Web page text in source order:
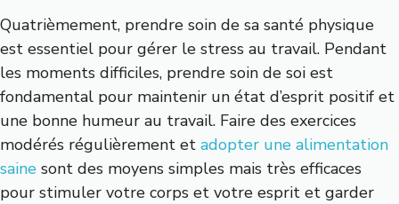
Quatrièmement, prendre soin de sa santé physique
est essentiel pour gérer le stress au travail. Pendant
les moments difficiles, prendre soin de soi est
fondamental pour maintenir un état d’esprit positif et
une bonne humeur au travail. Faire des exercices
modérés régulièrement et adopter une alimentation
saine sont des moyens simples mais très efficaces
pour stimuler votre corps et votre esprit et garder